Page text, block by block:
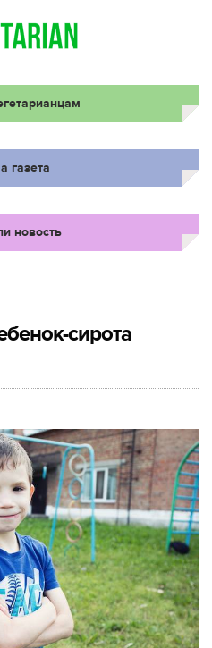
газета
новость
сирота